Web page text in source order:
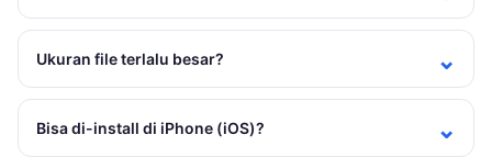
Ukuran file terlalu besar?
Bisa di-install di iPhone (iOS)?